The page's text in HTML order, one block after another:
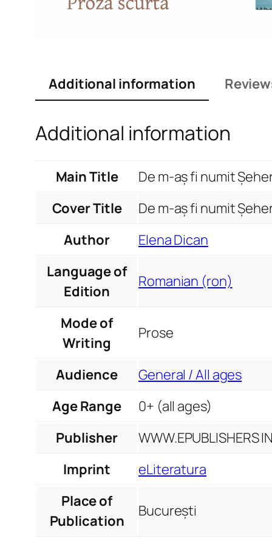
Additional information
Additional information
Main Title
De m-aș fi numit
Cover Title
De m-aș fi numit
Author
Elena Dican
Language of
Edition
Romanian (ron)
Mode of
Writing
Prose
Audience
General / All ages
Age Range
0+ (all ages)
Publisher
WWW.EPUBLISHERS
Imprint
eLiteratura
Place of
Publication
București